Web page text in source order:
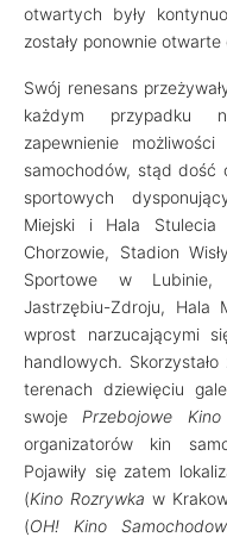
otwartych były
zostały ponownie
Swój renesans
każdym przypadku
zapewnienie
samochodów, stąd dość
sportowych
Miejski i Hala Stulecia
Chorzowie, Stadion
Sportowe w Lubinie,
Jastrzębiu-Zdroju, Hala
wprost narzucającymi
handlowych.
terenach dziewięciu
swoje Przebojowe
organizatorów kin
Pojawiły się zatem
(Kino Rozrywka w
(OH! Kino